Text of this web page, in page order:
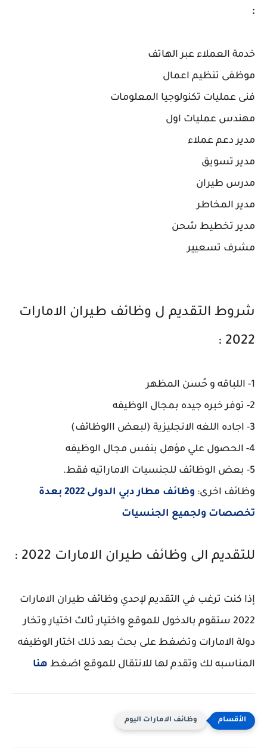
:
خدمة العملاء عبر الهاتف
موظفى تنظيم اعمال
فنى عمليات تكنولوجيا المعلومات
مهندس عمليات اول
مدير دعم عملاء
مدير تسويق
مدرس طيران
مدير المخاطر
مدير تخطيط شحن
مشرف تسعيير
شروط التقديم ل وظائف طيران الامارات
2022 :
1- اللباقه و حُسن المظهر
2- توفر خبره جيده بمجال الوظيفه
3- اجاده اللغه الانجليزية (لبعض االوظائف)
4- الحصول علي مؤهل بنفس مجال الوظيفه
5- بعض الوظائف للجنسيات الاماراتيه فقط.
وظائف اخرى:
وظائف مطار دبي الدولى 2022 بعدة
تخصصات ولجميع الجنسيات
للتقديم الى وظائف طيران الامارات 2022 :
إذا كنت ترغب في التقديم لإحدي وظائف طيران الامارات
2022 ستقوم بالدخول للموقع واختيار ثالث اختيار وتخار
دولة الامارات وتضغط على بحث بعد ذلك اختار الوظيفه
المناسبه لك وتقدم لها للانتقال للموقع اضغط هنا
وظائف الامارات اليوم